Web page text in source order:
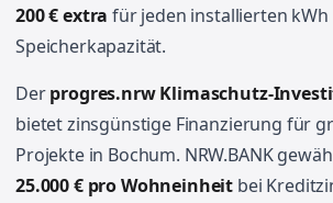
200 € extra für jeden installierten kWh
Speicherkapazität.
Derprogres.nrw Klimaschutz-
bietet zinsgünstige Finanzierung für
Projekte in Bochum. NRW.BANK
25.000 € pro Wohneinheit bei